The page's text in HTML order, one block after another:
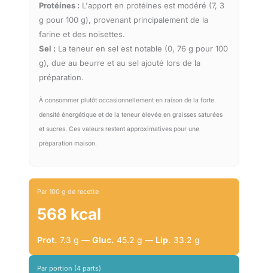
Protéines : L'apport en protéines est modéré (7, 3
g pour 100 g), provenant principalement de la
farine et des noisettes.
Sel : La teneur en sel est notable (0, 76 g pour 100
g), due au beurre et au sel ajouté lors de la
préparation.
À consommer plutôt occasionnellement en raison de la forte
densité énergétique et de la teneur élevée en graisses saturées
et sucres. Ces valeurs restent approximatives pour une
préparation maison.
Par 100 g de recette
568 kcal
Prot. 7.3 g — Gluc. 45.2 g — Lip. 33.2 g
Par portion (4 parts)